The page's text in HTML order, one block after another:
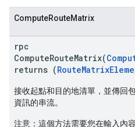
ComputeRouteMatrix
rpc
ComputeRouteMatrix(
returns (
接收起點和目的地清單，並傳回
資訊的串流。
注意： 這個方法需要您在輸入內